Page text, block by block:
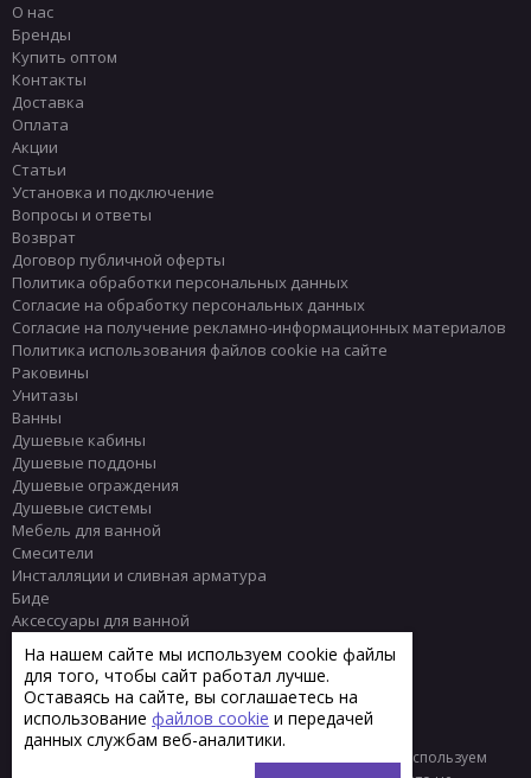
О нас
Бренды
Купить оптом
Контакты
Доставка
Оплата
Акции
Статьи
Установка и подключение
Вопросы и ответы
Возврат
Договор публичной оферты
Политика обработки персональных данных
Согласие на обработку персональных данных
Согласие на получение рекламно-информационных материалов
Политика использования файлов cookie на сайте
Раковины
Унитазы
Ванны
Душевые кабины
Душевые поддоны
Душевые ограждения
Душевые системы
Мебель для ванной
Смесители
Инсталляции и сливная арматура
Биде
Аксессуары для ванной
Полотенцесушители
Комплектующие
Плитка
© 2013 - 2026 Интернет-магазин сантехники Тренд
Мы используем
На нашем сайте мы используем cookie файлы
для того, чтобы сайт работал лучше.
Оставаясь на сайте, вы соглашаетесь на
использование файлов cookie и передачей
данных службам веб-аналитики.